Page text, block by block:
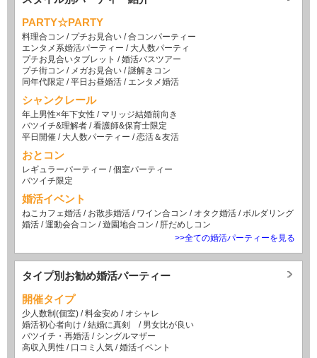
PARTY☆PARTY
料理合コン / プチお見合い /合コンパーティー
エンタメ系婚活パーティー / 大人数パーティ
プチお見合いタブレット /婚活バスツアー
プチ街コン / メガお見合い /謎解きコン
同年代限定 /平日お昼婚活 / エンタメ婚活
シャンクレール
年上男性×年下女性 / マリッジ結婚前向き
バツイチ&理解者 /看護師&保育士限定
平日開催 / 大人数パーティー /恋活＆友活
おとコン
レギュラーパーティー /個室パーティー
バツイチ限定
婚活イベント
ねこカフェ婚活 / お散歩婚活 / ワイン合コン / オタク婚活 /ボルダリング
婚活 /運動会合コン /遊園地合コン / 肝だめしコン
>>全ての婚活パーティーを見る
タイプ別お勧め婚活パーティー
開催タイプ
少人数制(個室) /料金安め / オシャレ
婚活初心者向け /結婚に真剣 / 男女比が良い
バツイチ・再婚活 / シングルマザー
高収入男性 / 口コミ人気 /婚活イベント